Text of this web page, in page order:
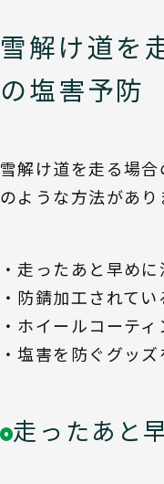
雪解け道を
の塩害予防
雪解け道を走る場
のような方法があり
・走ったあと早めに
・防錆加工されて
・ホイールコーテ
・塩害を防ぐグッズ
走ったあと